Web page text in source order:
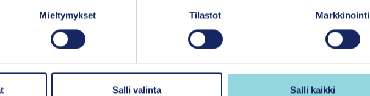
Mieltymykset Tilastot Markkinointi
Salli valinta Salli kaikki
työkalupakista
pitää tukea hyvällä perehdytyksellä, ottamalla mukaan porukkaan
arvostavat kokeneempien työntekijöiden tukea erityisesti
ja asiakastilanteissa.